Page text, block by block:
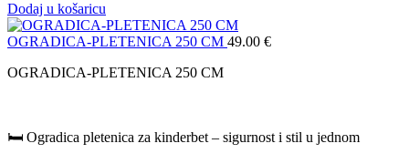
Dodaj u košaricu
OGRADICA-PLETENICA 250 CM 49.00 €
OGRADICA-PLETENICA 250 CM
🛏️ Ogradica pletenica za kinderbet – sigurnost i stil u jednom